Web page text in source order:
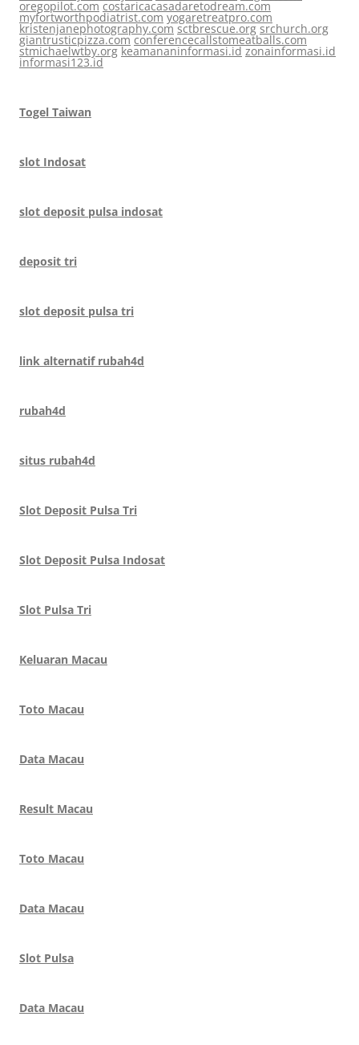
oregopilot.com costaricacasadaretodream.com
myfortworthpodiatrist.com yogaretreatpro.com
kristenjanephotography.com sctbrescue.org srchurch.org
giantrusticpizza.com conferencecallstomeatballs.com
stmichaelwtby.org keamananinformasi.id zonainformasi.id
informasi123.id
Togel Taiwan
slot Indosat
slot deposit pulsa indosat
deposit tri
slot deposit pulsa tri
link alternatif rubah4d
rubah4d
situs rubah4d
Slot Deposit Pulsa Tri
Slot Deposit Pulsa Indosat
Slot Pulsa Tri
Keluaran Macau
Toto Macau
Data Macau
Result Macau
Toto Macau
Data Macau
Slot Pulsa
Data Macau